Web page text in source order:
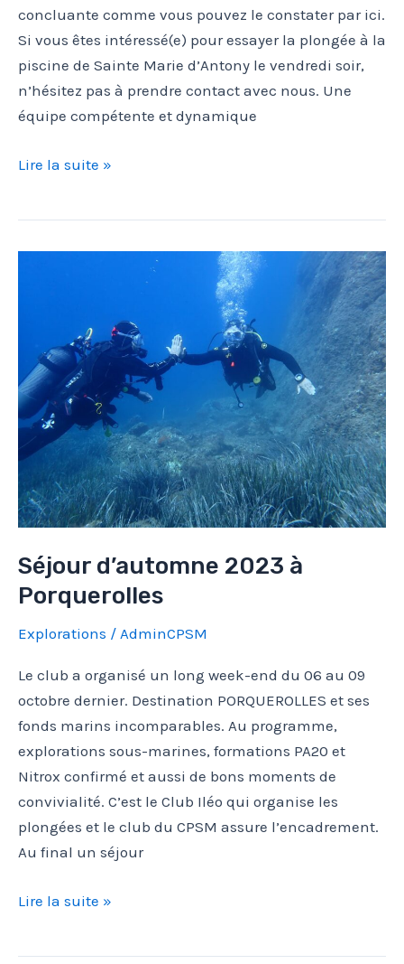
concluante comme vous pouvez le constater par ici.
Si vous êtes intéressé(e) pour essayer la plongée à la
piscine de Sainte Marie d’Antony le vendredi soir,
n’hésitez pas à prendre contact avec nous. Une
équipe compétente et dynamique
Ils
Lire la suite »
Séjour d’automne 2023 à
Porquerolles
Explorations / AdminCPSM
Le club a organisé un long week-end du 06 au 09
octobre dernier. Destination PORQUEROLLES et ses
fonds marins incomparables. Au programme,
explorations sous-marines, formations PA20 et
Nitrox confirmé et aussi de bons moments de
convivialité. C’est le Club Iléo qui organise les
plongées et le club du CPSM assure l’encadrement.
Au final un séjour
Séjour
Lire la suite »